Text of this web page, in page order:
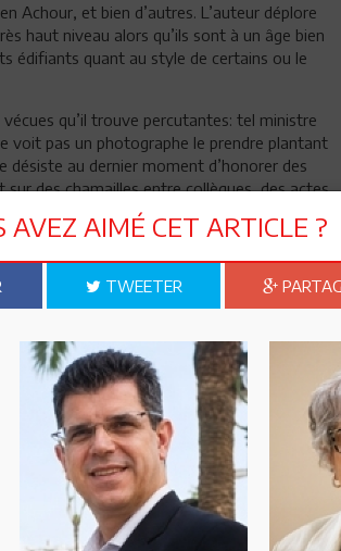
Achour, et bien d’autres. L’auteur déplore
haut niveau alors qu’ils sont à un âge bien
édifiants quant au style de certains ou le
qu’il trouve percutantes: tel ministre
voit pas un photographe le prendre plantant
désiste au dernier moment d’honorer des
des chamailles entre collègues, des actes
restent à vérifier et n’ajoutent rien»,
dans la restitution de la vie au palais…
de temps pour témoigner des deux
– 2021) et Mahmoud Ben Romdhane (2021
de son livre à la toute nouvelle
le mardi 7 juillet 2026.
des Morisques du royaume de Valence,
à ses collègues.
nombreuses photos, et comme toute
de l’édition à Beït al-Hikma s’acquitte ainsi
AVEZ AIMÉ CET ARTICLE ?
TWEETER